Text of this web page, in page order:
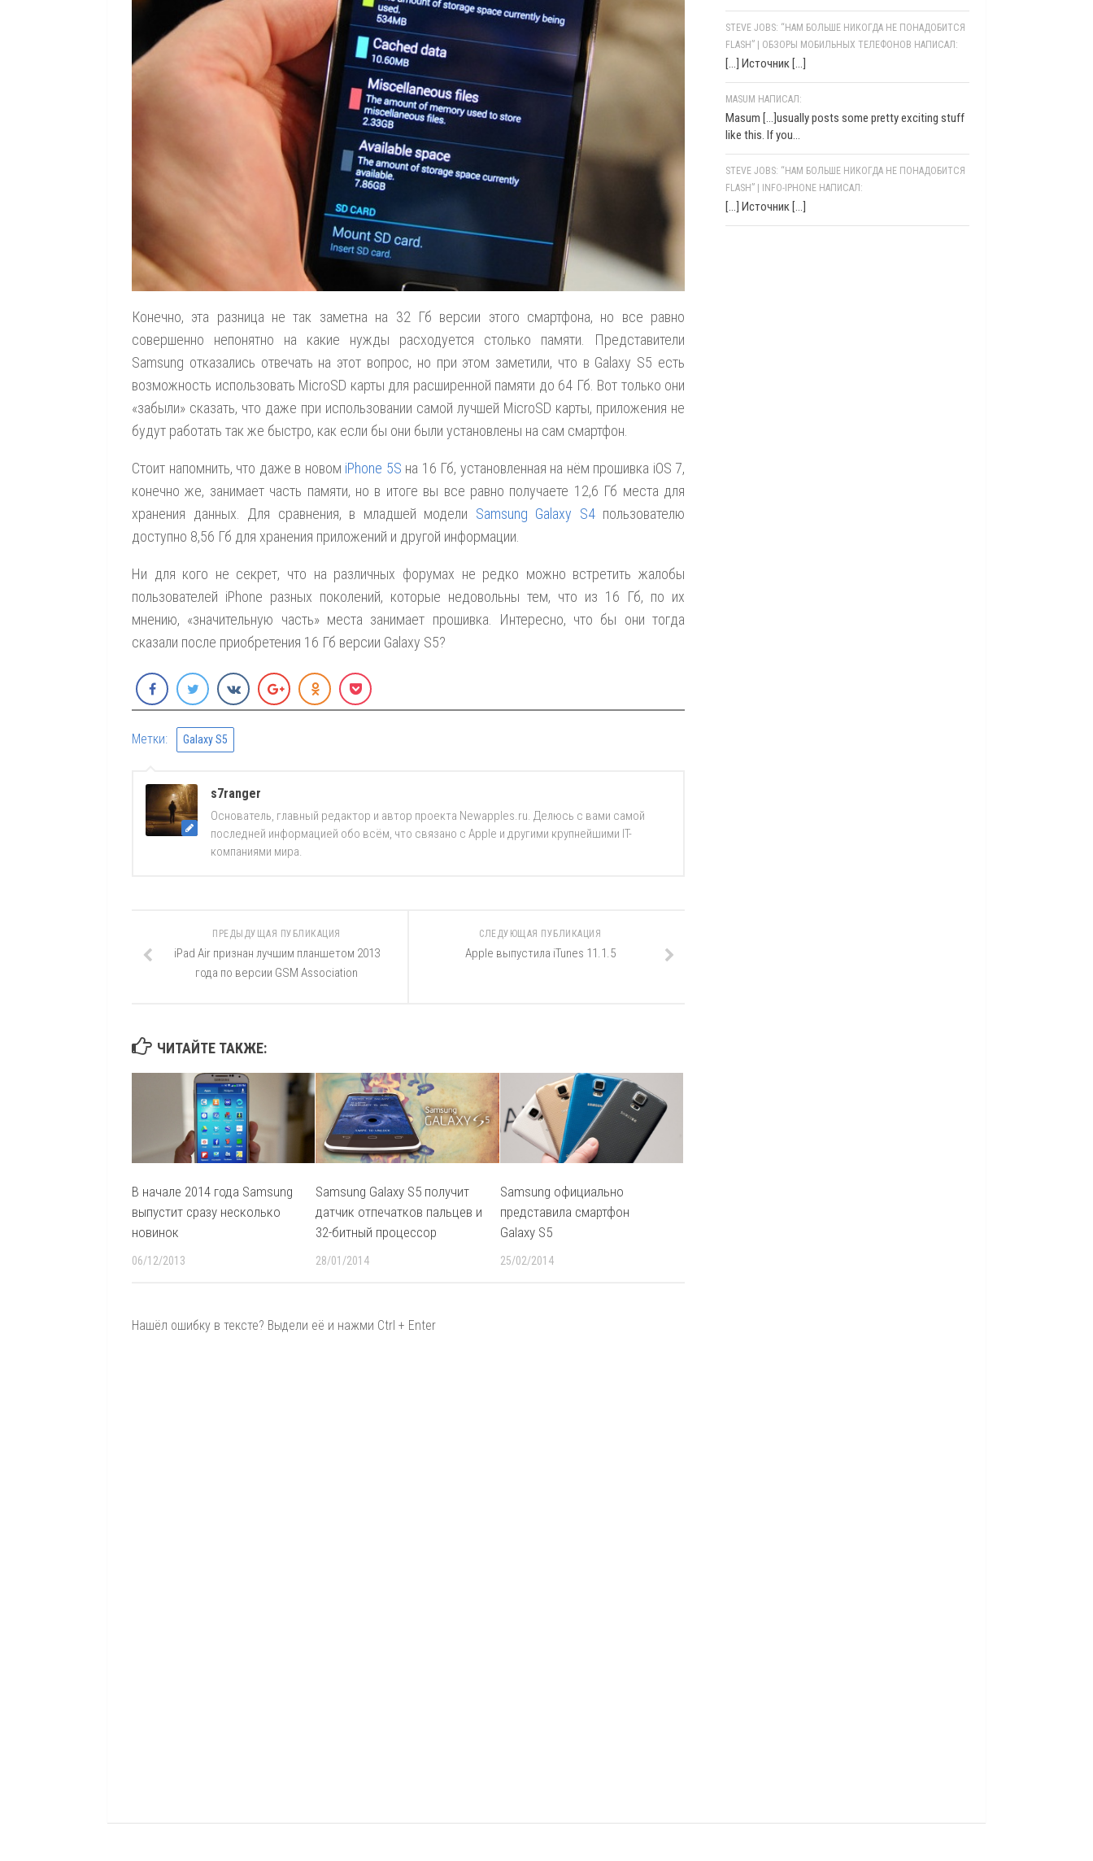
Конечно, эта разница не так заметна на 32 Гб версии этого смартфона, но все равно
совершенно непонятно на какие нужды расходуется столько памяти. Представители
Samsung отказались отвечать на этот вопрос, но при этом заметили, что в Galaxy S5 есть
возможность использовать MicroSD карты для расширенной памяти до 64 Гб. Вот только они
«забыли» сказать, что даже при использовании самой лучшей MicroSD карты, приложения не
будут работать так же быстро, как если бы они были установлены на сам смартфон.
Стоит напомнить, что даже в новом iPhone 5S на 16 Гб, установленная на нём прошивка iOS 7,
конечно же, занимает часть памяти, но в итоге вы все равно получаете 12,6 Гб места для
хранения данных. Для сравнения, в младшей модели Samsung Galaxy S4пользователю
доступно 8,56 Гб для хранения приложений и другой информации.
Ни для кого не секрет, что на различных форумах не редко можно встретить жалобы
пользователей iPhone разных поколений, которые недовольны тем, что из 16 Гб, по их
мнению, «значительную часть» места занимает прошивка. Интересно, что бы они тогда
сказали после приобретения 16 Гб версии Galaxy S5?
Метки: Galaxy S5
s7ranger
Основатель, главный редактор и автор проекта Newapples.ru. Делюсь с вами самой
последней информацией обо всём, что связано с Apple и другими крупнейшими IT-
компаниями мира.
СЛЕДУЮЩАЯ ПУБЛИКАЦИЯ
Apple выпустила iTunes 11.1.5
ПРЕДЫДУЩАЯ ПУБЛИКАЦИЯ
iPad Air признан лучшим планшетом 2013
года по версии GSM Association
ЧИТАЙТЕ ТАКЖЕ:
В начале 2014 года Samsung
выпустит сразу несколько
новинок
06/12/2013
Samsung Galaxy S5 получит
датчик отпечатков пальцев и
32-битный процессор
28/01/2014
Samsung официально
представила смартфон
Galaxy S5
25/02/2014
Нашёл ошибку в тексте? Выдели её и нажми Ctrl + Enter
STEVE JOBS: “НАМ БОЛЬШЕ НИКОГДА НЕ ПОНАДОБИТСЯ
FLASH” | ОБЗОРЫ МОБИЛЬНЫХ ТЕЛЕФОНОВ НАПИСАЛ:
[…] Источник […]
MASUM НАПИСАЛ:
Masum [...]usually posts some pretty exciting stuff
like this. If you...
STEVE JOBS: “НАМ БОЛЬШЕ НИКОГДА НЕ ПОНАДОБИТСЯ
FLASH” | INFO-IPHONE НАПИСАЛ:
[…] Источник […]